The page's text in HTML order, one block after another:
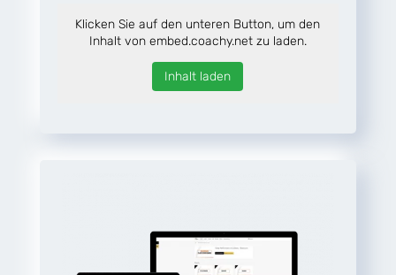
Klicken Sie auf den unteren Button, um den
Inhalt von embed.coachy.net zu laden.
Inhalt laden